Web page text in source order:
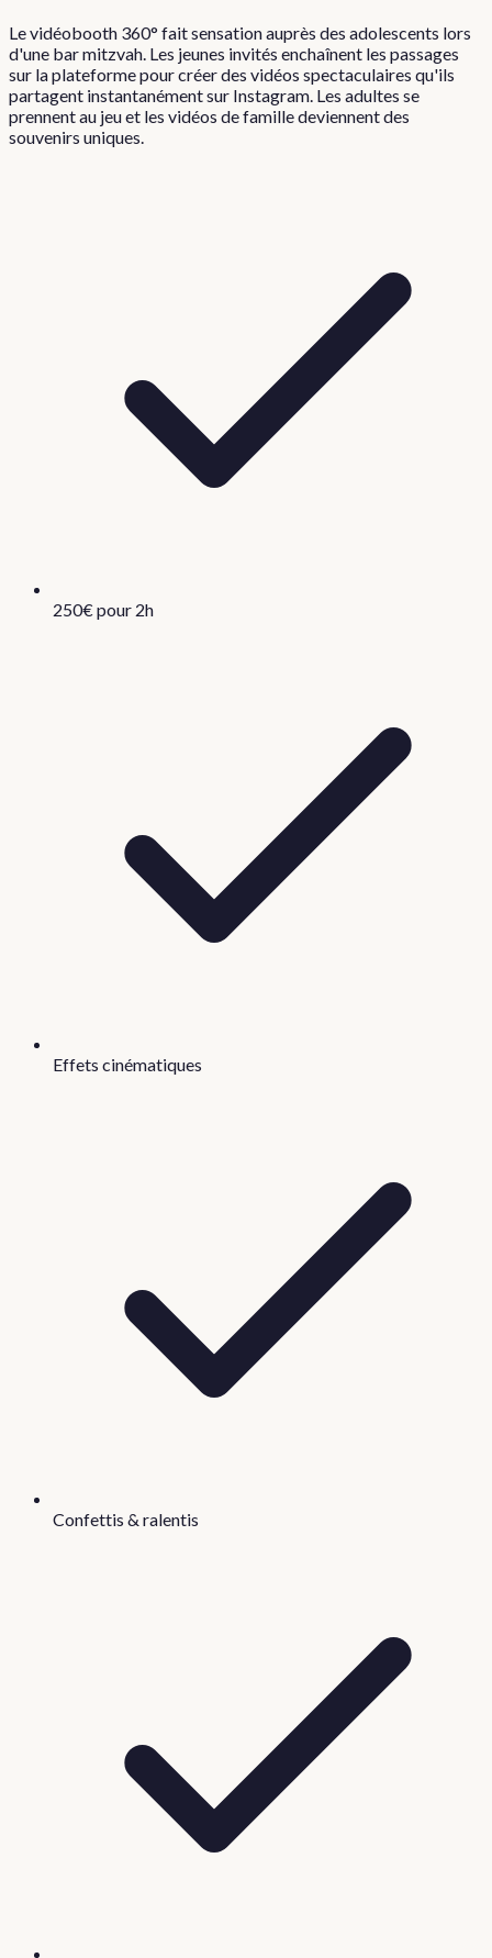
Le vidéobooth 360° fait sensation auprès des adolescents lors
d'une bar mitzvah. Les jeunes invités enchaînent les passages
sur la plateforme pour créer des vidéos spectaculaires qu'ils
partagent instantanément sur Instagram. Les adultes se
prennent au jeu et les vidéos de famille deviennent des
souvenirs uniques.
250€ pour 2h
Effets cinématiques
Confettis & ralentis